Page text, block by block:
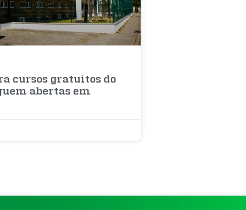
cursos gratuitos do
abertas em